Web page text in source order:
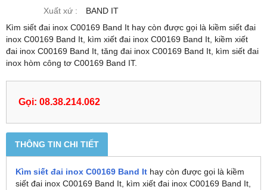
Xuất xứ :
BAND IT
Kìm siết đai inox C00169 Band It hay còn được gọi là kiềm siết đai
inox C00169 Band It, kìm xiết đai inox C00169 Band It, kiềm xiết
đai inox C00169 Band It, tăng đai inox C00169 Band It, kìm siết đai
inox hòm công tơ C00169 Band IT.
Gọi: 08.38.214.062
THÔNG TIN CHI TIẾT
Kìm siết đai inox C00169 Band It hay còn được gọi là kiềm
siết đai inox C00169 Band It, kìm xiết đai inox C00169 Band It,